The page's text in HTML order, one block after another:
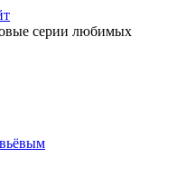
серии любимых